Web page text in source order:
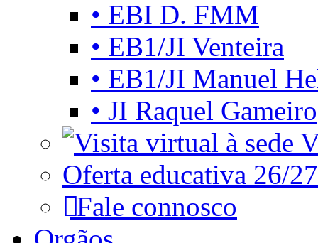
• EBI D. FMM
• EB1/JI Venteira
• EB1/JI Manuel
• JI Raquel Gameiro
Oferta educativa 26/27
Fale connosco